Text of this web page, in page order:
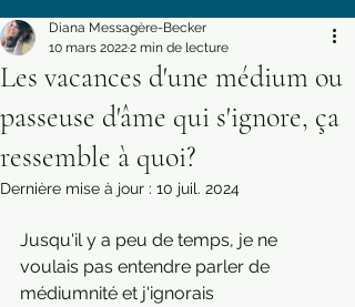
Les vacances d'une médium ou
passeuse d'âme qui s'ignore, ça
ressemble à quoi?
Diana Messagère-Becker
10 mars 20222 min de lecture
Dernière mise à jour : 10 juil. 2024
Jusqu'il y a peu de temps, je ne
voulais pas entendre parler de
médiumnité et j'ignorais